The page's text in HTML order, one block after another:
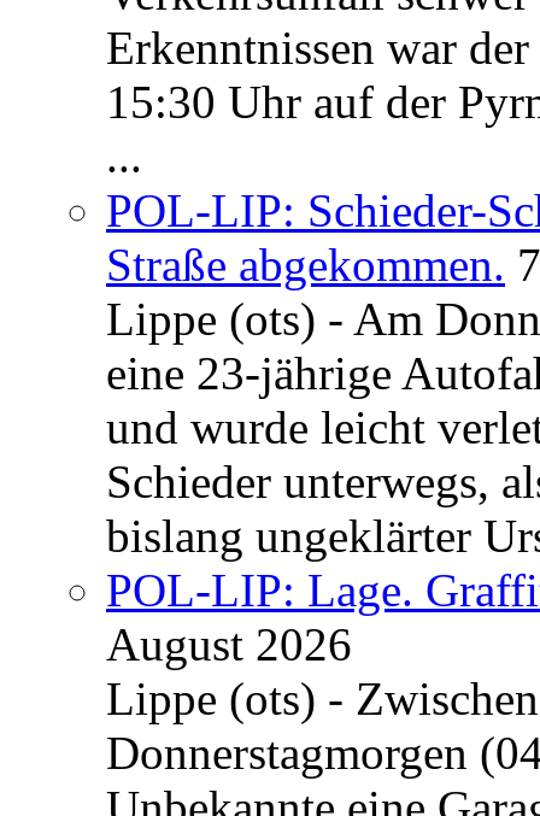
Erkenntnissen war
15:30 Uhr auf der
...
POL-LIP: Schieder-
Straße abgekommen.
Lippe (ots) - Am
eine 23-jährige
und wurde leicht
Schieder unterwegs,
bislang ungeklärter
POL-LIP: Lage.
August 2026
Lippe (ots) -
Donnerstagmorgen